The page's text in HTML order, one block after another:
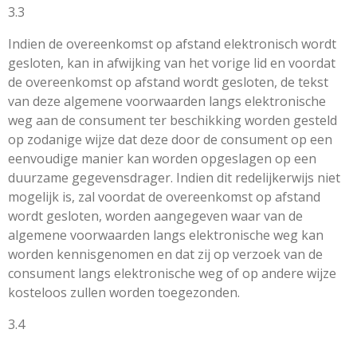
3.3
Indien de overeenkomst op afstand elektronisch wordt
gesloten, kan in afwijking van het vorige lid en voordat
de overeenkomst op afstand wordt gesloten, de tekst
van deze algemene voorwaarden langs elektronische
weg aan de consument ter beschikking worden gesteld
op zodanige wijze dat deze door de consument op een
eenvoudige manier kan worden opgeslagen op een
duurzame gegevensdrager. Indien dit redelijkerwijs niet
mogelijk is, zal voordat de overeenkomst op afstand
wordt gesloten, worden aangegeven waar van de
algemene voorwaarden langs elektronische weg kan
worden kennisgenomen en dat zij op verzoek van de
consument langs elektronische weg of op andere wijze
kosteloos zullen worden toegezonden.
3.4